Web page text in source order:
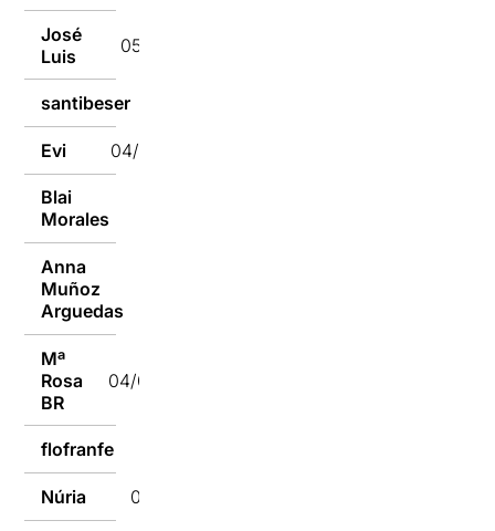
José
Luis
05/04/2024
santibeser
Evi 04/04/2024
Blai
Morales
Anna
Muñoz
Arguedas
Mª
Rosa
BR
04/04/2024
flofranfe
Núria 03/04/2024